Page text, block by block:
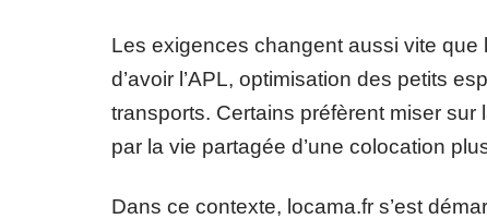
Les exigences changent aussi vite que
d’avoir l’APL, optimisation des petits
transports. Certains préfèrent miser sur
par la vie partagée d’une colocation
Dans ce contexte, locama.fr s’est